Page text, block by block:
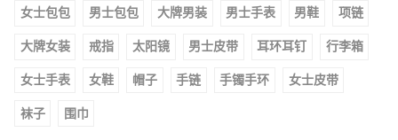
女士包包 男士包包 大牌男装 男士手表 男鞋 项链
大牌女装 戒指 太阳镜 男士皮带 耳环耳钉 行李箱
女士手表 女鞋 帽子 手链 手镯手环 女士皮带
袜子 围巾